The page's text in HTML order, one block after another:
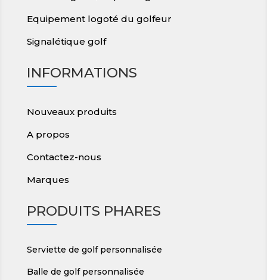
Equipement logoté du golfeur
Signalétique golf
INFORMATIONS
Nouveaux produits
A propos
Contactez-nous
Marques
PRODUITS PHARES
Serviette de golf personnalisée
Balle de golf personnalisée